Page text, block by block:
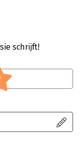
schrijft!